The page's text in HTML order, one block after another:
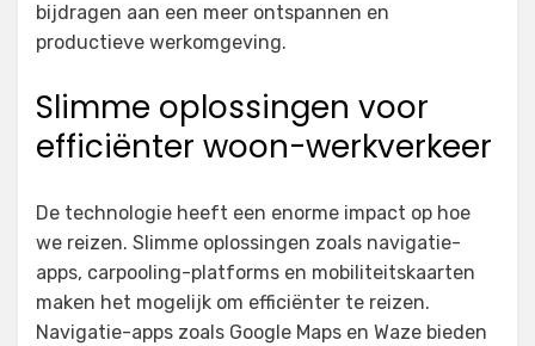
bijdragen aan een meer ontspannen en
productieve werkomgeving.
Slimme oplossingen voor
efficiënter woon-werkverkeer
De technologie heeft een enorme impact op hoe
we reizen. Slimme oplossingen zoals navigatie-
apps, carpooling-platforms en mobiliteitskaarten
maken het mogelijk om efficiënter te reizen.
Navigatie-apps zoals Google Maps en Waze bieden